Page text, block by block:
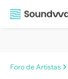
Foro de Artistas